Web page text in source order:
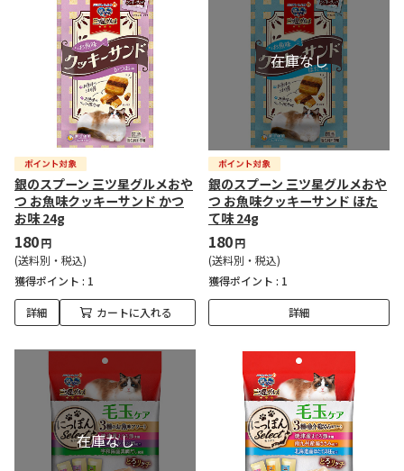
銀のスプーン 三ツ星グルメおや
つ お魚味クッキーサンド かつ
お味 24g
180円
(送料別・税込)
獲得ポイント : 1
詳細 カートに入れる
銀のスプーン 三ツ星グルメおや
つ お魚味クッキーサンド ほた
て味 24g
180円
(送料別・税込)
獲得ポイント : 1
詳細